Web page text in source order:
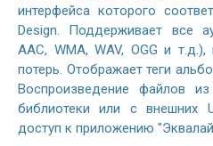
интерфейса которого
Design. Поддерживает все
AAC, WMA, WAV, OGG и
потерь. Отображает теги
Воспроизведение файлов
библиотеки или с внешних
доступ к приложению